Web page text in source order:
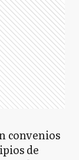
convenios
de